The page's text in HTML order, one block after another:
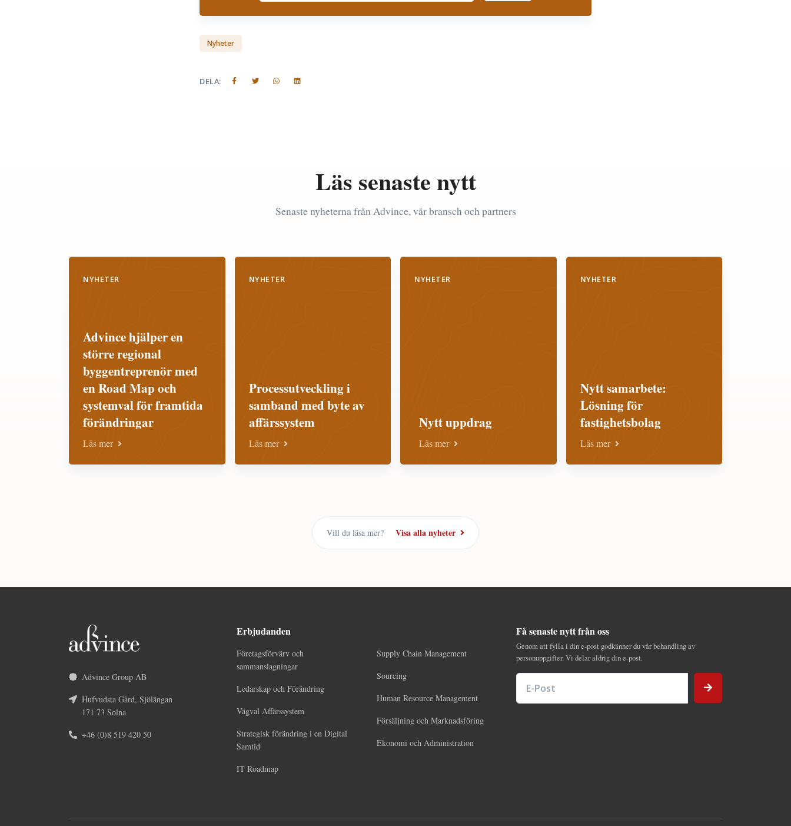
Nyheter
DELA:
Läs senaste nytt
Senaste nyheterna från Advince, vår bransch och partners
NYHETER
Advince hjälper en
större regional
byggentreprenör med
en Road Map och
systemval för framtida
förändringar
Läs mer
NYHETER
Processutveckling i
samband med byte av
affärssystem
Läs mer
NYHETER
Nytt uppdrag
Läs mer
NYHETER
Nytt samarbete:
Lösning för
fastighetsbolag
Läs mer
Vill du läsa mer? Visa alla nyheter
Advince Group AB
Hufvudsta Gård, Sjölängan
171 73 Solna
+46 (0)8 519 420 50
Erbjudanden
Företagsförvärv och
sammanslagningar
Ledarskap och Förändring
Vägval Affärssystem
Strategisk förändring i en Digital
Samtid
IT Roadmap
Supply Chain Management
Sourcing
Human Resource Management
Försäljning och Marknadsföring
Ekonomi och Administration
Få senaste nytt från oss
Genom att fylla i din e-post godkänner du vår behandling av
personuppgifter. Vi delar aldrig din e-post.